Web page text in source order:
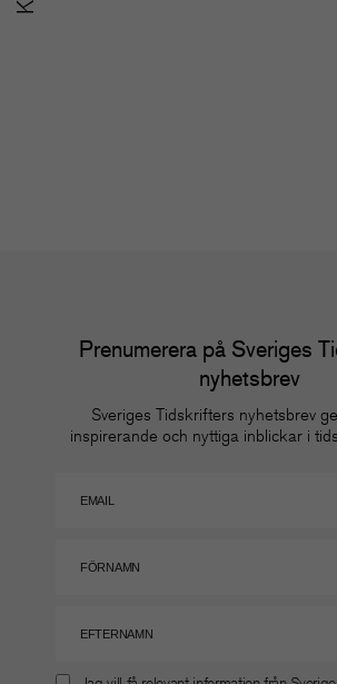
Prenumerera på Sveriges
nyhetsbrev
Sveriges Tidskrifters nyhetsbrev
inspirerande och nyttiga inblickar i